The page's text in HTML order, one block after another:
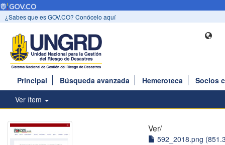
¿Sabes que es GOV.CO? Conócelo aquí
Principal Búsqueda avanzada Hemeroteca
Socios
Ver ítem
Ver/
592_2018.png